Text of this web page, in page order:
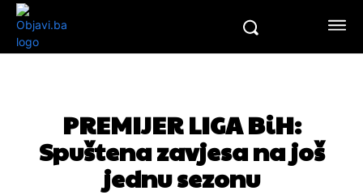
PREMIJER LIGA BiH:
Spuštena zavjesa na još
jednu sezonu